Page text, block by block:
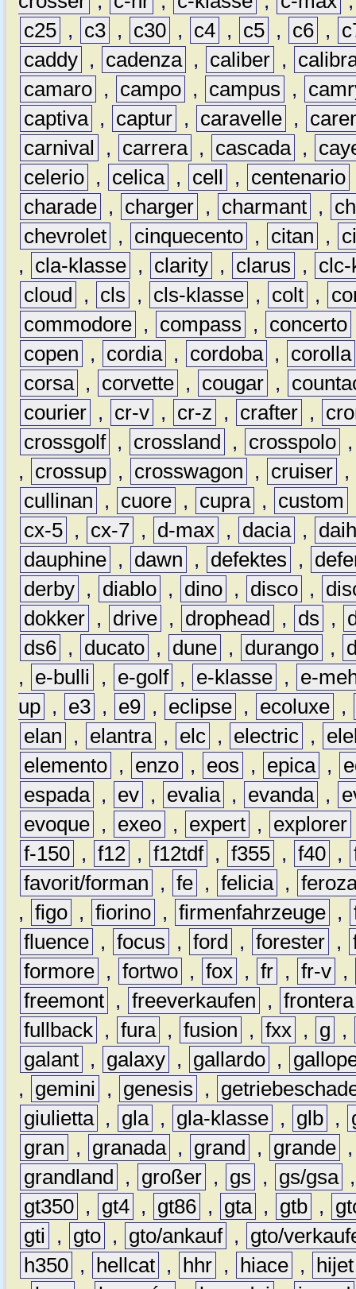
c25 , c3 , c30 , c4 , c5 , c6 ,
caddy , cadenza , caliber ,
camaro , campo , campus ,
captiva , captur , caravelle ,
carnival
, carrera , cascada ,
celerio , celica , cell , centenario
charade , charger , charmant ,
chevrolet , cinquecento , citan ,
,
cla-klasse , clarity , clarus ,
clc-
cloud
, cls , cls-klasse , colt ,
commodore , compass , concerto
copen
, cordia , cordoba ,
corolla
corsa , corvette , cougar ,
courier , cr-v , cr-z , crafter ,
crossgolf , crossland , crosspolo
,
crossup , crosswagon , cruiser ,
cullinan
, cuore , cupra , custom
cx-5 , cx-7 , d-max , dacia ,
dauphine , dawn , defektes ,
derby , diablo , dino , disco ,
dokker , drive , drophead , ds ,
ds6 , ducato , dune , durango ,
,
e-bulli , e-golf , e-klasse ,
e-
up , e3 , e9 , eclipse , ecoluxe ,
elan
, elantra , elc , electric ,
elemento , enzo , eos , epica ,
espada , ev , evalia , evanda ,
evoque , exeo , expert , explorer
f-150 , f12 , f12tdf , f355 , f40 ,
favorit/forman
, fe , felicia ,
, figo , fiorino , firmenfahrzeuge ,
fluence , focus , ford , forester ,
formore , fortwo , fox , fr , fr-v ,
freemont , freeverkaufen , frontera
fullback , fura , fusion , fxx , g
,
galant , galaxy , gallardo ,
,
gemini , genesis ,
giulietta , gla , gla-klasse , glb ,
gran
, granada , grand , grande
grandland
, großer , gs , gs/gsa
gt350 , gt4 , gt86 , gta , gtb ,
gti
, gto , gto/ankauf ,
gto/
h350 , hellcat , hhr , hiace ,
hijet